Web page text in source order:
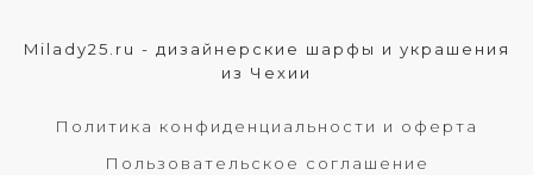
Milady25.ru - дизайнерские шарфы и украшения
из Чехии
Политика конфиденциальности и оферта
Пользовательское соглашение